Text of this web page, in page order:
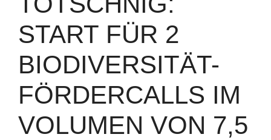
START FÜR 2
BIODIVERSITÄT-
FÖRDERCALLS IM
VOLUMEN VON 7,5